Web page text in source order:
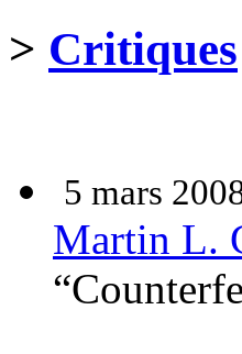
> Critiques
5 mars
Martin L.